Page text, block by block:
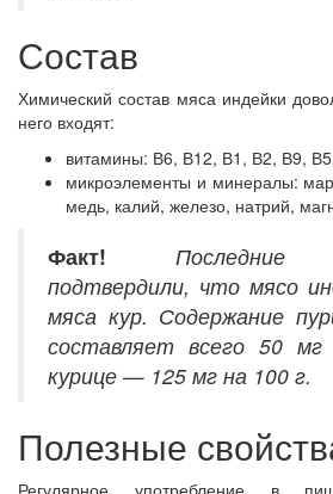
Состав
Химический состав мяса индейки
него входят:
витамины: В6, В12, В1, В2, В9,
микроэлементы и минералы:
медь, калий, железо, натрий,
Факт!
Последние
подтвердили, что мясо
мяса кур. Содержание
составляет всего 50
курице — 125 мг на 100 г.
Полезные
Регулярное употребление в